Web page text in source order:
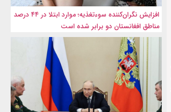
افزایش نگران‌کننده سوءتغذیه؛ موارد ابتلا در ۴۴ درصد
مناطق افغانستان دو برابر شده است